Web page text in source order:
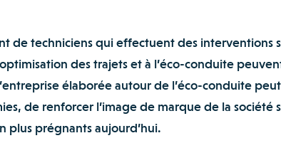
de techniciens qui effectuent des interventions
des trajets et à l’éco-conduite
élaborée autour de l’éco-conduite
de renforcer l’image de marque de la société
plus prégnants aujourd’hui.